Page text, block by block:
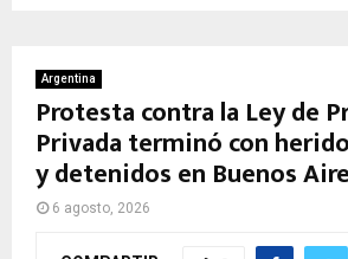
Argentina
Protesta contra la Ley de
Privada terminó con
y detenidos en Buenos
6 agosto, 2026